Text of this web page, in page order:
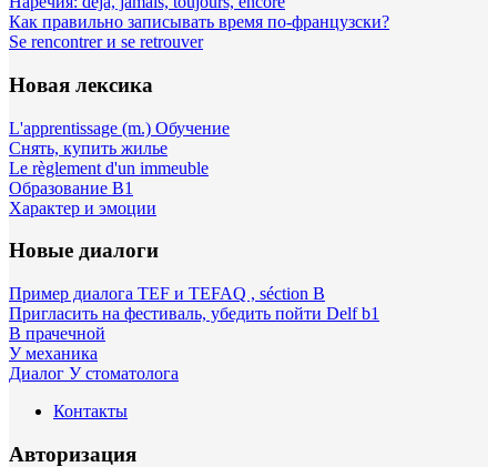
Как правильно записывать время по-французски?
Se rencontrer и se retrouver
Новая лексика
L'apprentissage (m.) Обучение
Снять, купить жилье
Le règlement d'un immeuble
Образование B1
Характер и эмоции
Новые диалоги
Пример диалога TEF и TEFAQ , séction B
Пригласить на фестиваль, убедить пойти Delf b1
В прачечной
У механика
Диалог У стоматолога
Контакты
Авторизация